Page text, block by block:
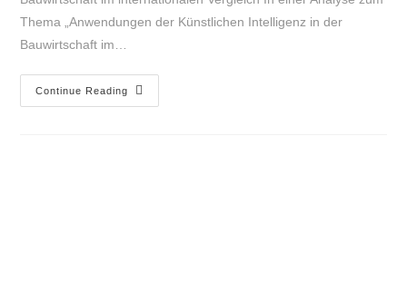
Thema „Anwendungen der Künstlichen Intelligenz in der
Bauwirtschaft im…
Continue Reading